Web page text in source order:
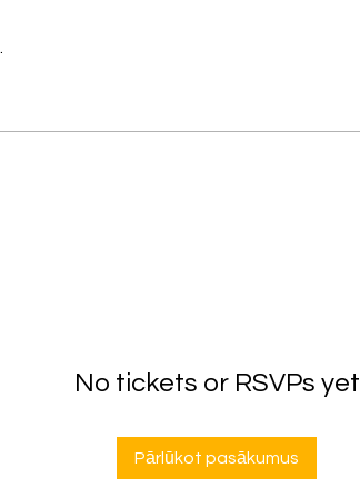
No tickets or RSVPs yet
Pārlūkot pasākumus